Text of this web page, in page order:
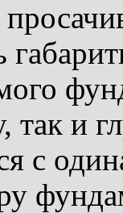
так и
с